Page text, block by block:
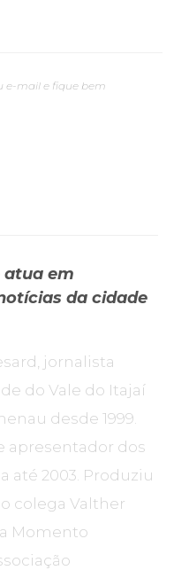
e-mail e fique bem
atua em
da cidade
jornalista
do Vale do Itajaí
desde 1999.
apresentador dos
até 2003. Produziu
colega Valther
Momento